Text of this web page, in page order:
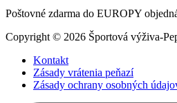
Poštovné zdarma do EUROPY
Copyright © 2026 Športová výživa-
Kontakt
Zásady vrátenia peňazí
Zásady ochrany osobných